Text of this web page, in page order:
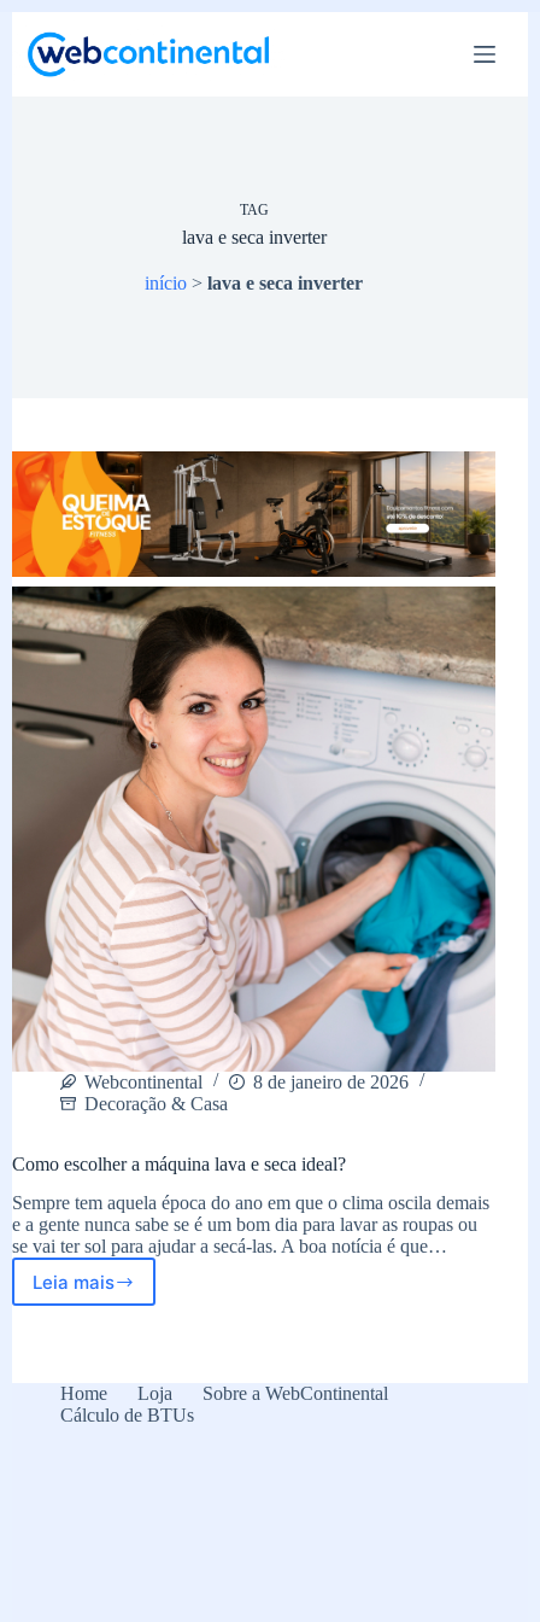
para
TAG
lava e seca inverter
início >lava e seca inverter
Webcontinental
8 de janeiro de 2026
Decoração & Casa
Como escolher a máquina lava e seca ideal?
Sempre tem aquela época do ano em que o clima oscila demais
e a gente nunca sabe se é um bom dia para lavar as roupas ou
se vai ter sol para ajudar a secá-las. A boa notícia é que…
Leia mais
Como
e
seca
Home Loja
Sobre a WebContinental
Cálculo de BTUs